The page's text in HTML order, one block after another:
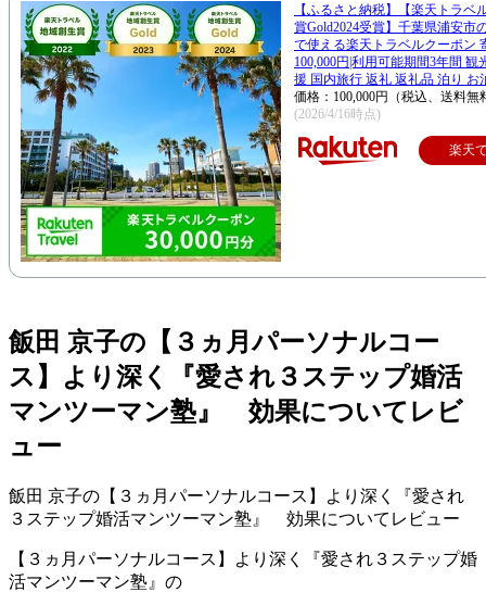
【ふるさと納税】【楽天トラベ
賞Gold2024受賞】千葉県浦安市
で使える楽天トラベルクーポン
100,000円|利用可能期間3年間 観
援 国内旅行 返礼 返礼品 泊り お
価格：100,000円（税込、送料無
(2026/4/16時点)
楽天
飯田 京子の【３ヵ月パーソナルコー
ス】より深く『愛され３ステップ婚活
マンツーマン塾』 効果についてレビ
ュー
飯田 京子の【３ヵ月パーソナルコース】より深く『愛され
３ステップ婚活マンツーマン塾』 効果についてレビュー
【３ヵ月パーソナルコース】より深く『愛され３ステップ婚
活マンツーマン塾』の